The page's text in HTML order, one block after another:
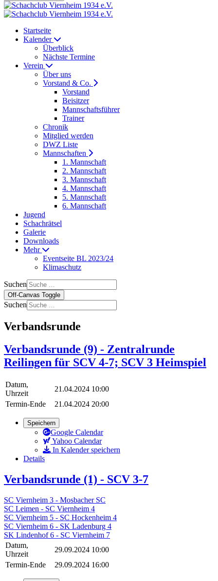
Startseite
Kalender
Überblick
Nächste Termine
Verein
Über uns
Vorstand & Co.
Vorstand
Beisitzer
Mannschaftsführer
Trainer
Chronik
Mitglied werden
DWZ Liste
Mannschaften
1. Mannschaft
2. Mannschaft
3. Mannschaft
4. Mannschaft
5. Mannschaft
6. Mannschaft
Jugend
Schachrätsel
Galerie
Downloads
Mehr
Eventseite BL 2023/24
Klimaschutz
Suchen
Off-Canvas Toggle
Suchen
Verbandsrunde
Verbandsrunde (9) - Zentralrunde
Reilingen für SCV 4-7; SCV 3 Heimspiel
Datum,
Uhrzeit
21.04.2024 10:00
Termin-Ende
21.04.2024 20:00
Speichern
Google Calendar
Yahoo Calendar
In Kalender speichern
Details
Verbandsrunde (1) - SCV 3-7
SC Viernheim 3 - Mosbacher SC
SC Leimen - SC Viernheim 4
SC Viernheim 5 - SC Hockenheim 4
SC Viernheim 6 - SK Ladenburg 4
SK Lindenhof 6 - SC Viernheim 7
Datum,
Uhrzeit
29.09.2024 10:00
Termin-Ende
29.09.2024 16:00